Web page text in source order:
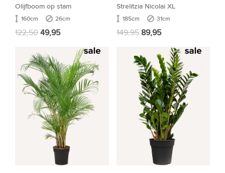
Olijfboom op stam
160cm 26cm
122,5049,95
Strelitzia Nicolai XL
185cm 31cm
149,95 89,95